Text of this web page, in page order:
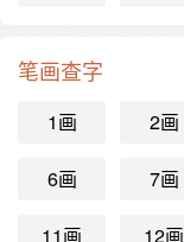
笔画查字
1画 2画
6画 7画
11画 12画